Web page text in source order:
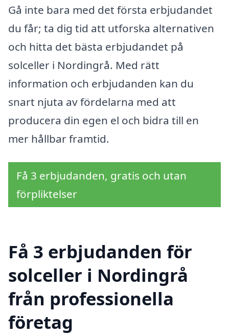
Gå inte bara med det första erbjudandet
du får; ta dig tid att utforska alternativen
och hitta det bästa erbjudandet på
solceller i Nordingrå. Med rätt
information och erbjudanden kan du
snart njuta av fördelarna med att
producera din egen el och bidra till en
mer hållbar framtid.
Få 3 erbjudanden, gratis och utan
förpliktelser
Få 3 erbjudanden för
solceller i Nordingrå
från professionella
företag